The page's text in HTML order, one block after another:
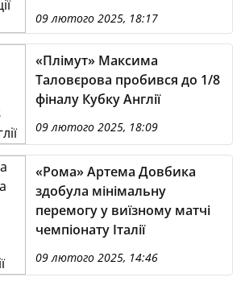
09 лютого 2025, 18:17
«Плімут» Максима
Таловєрова пробився до 1/8
фіналу Кубку Англії
09 лютого 2025, 18:09
«Рома» Артема Довбика
здобула мінімальну
перемогу у виїзному матчі
чемпіонату Італії
09 лютого 2025, 14:46